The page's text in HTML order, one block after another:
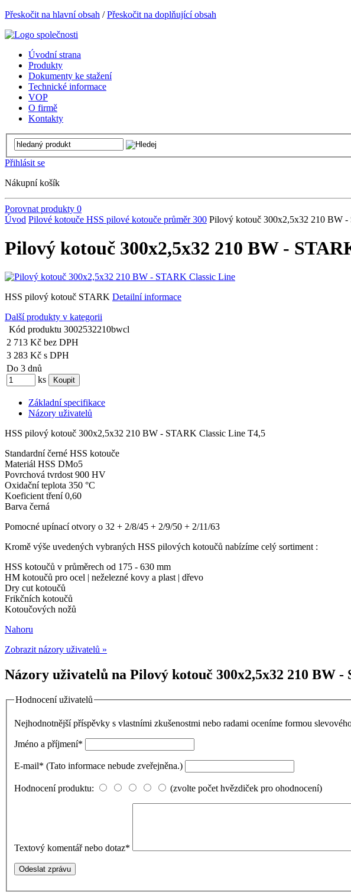
Přeskočit na hlavní obsah /Přeskočit na doplňující obsah
Úvodní strana
Produkty
Dokumenty ke stažení
Technické informace
VOP
O firmě
Kontakty
Přihlásit se
Nákupní košík
Porovnat produkty 0
Úvod Pilové kotouče HSS pilové kotouče průměr 300 Pilový kotouč 300x2,5x32 210 BW
Pilový kotouč 300x2,5x32 210 BW -
HSS pilový kotouč STARK Detailní informace
Další produkty v kategorii
Kód produktu 3002532210bwcl
2 713 Kč bez DPH
3 283 Kč s DPH
Do 3 dnů
ks
Základní specifikace
Názory uživatelů
HSS pilový kotouč 300x2,5x32 210 BW - STARK Classic Line T4,5
Standardní černé HSS kotouče
Materiál HSS DMo5
Povrchová tvrdost 900 HV
Oxidační teplota 350 °C
Koeficient tření 0,60
Barva černá
Pomocné upínací otvory o 32 + 2/8/45 + 2/9/50 + 2/11/63
Kromě výše uvedených vybraných HSS pilových kotoučů nabízíme celý sortiment :
HSS kotoučů v průměrech od 175 - 630 mm
HM kotoučů pro ocel | neželezné kovy a plast | dřevo
Dry cut kotoučů
Frikčních kotoučů
Kotoučových nožů
Nahoru
Zobrazit názory uživatelů »
Názory uživatelů na Pilový kotouč 300x2,5x32 210 BW
Hodnocení uživatelů
Nejhodnotnější příspěvky s vlastními zkušenostmi nebo radami oceníme formou
Jméno a příjmení*
E-mail* (Tato informace nebude zveřejněna.)
Hodnocení produktu: (zvolte počet hvězdiček pro ohodnocení)
Textový komentář nebo dotaz*